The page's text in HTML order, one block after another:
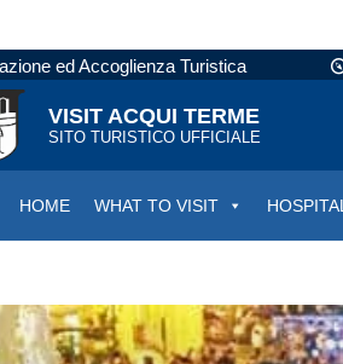
ed Accoglienza Turistica
VISIT ACQUI TERME
SITO TURISTICO UFFICIALE
HOME WHAT TO VISIT